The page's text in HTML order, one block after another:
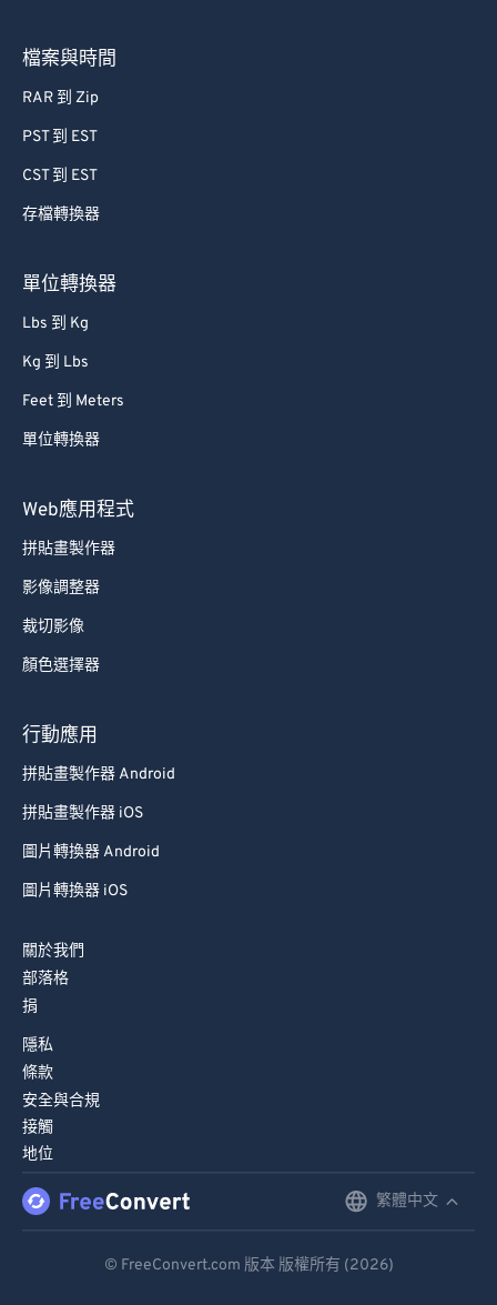
檔案與時間
RAR 到 Zip
PST 到 EST
CST 到 EST
存檔轉換器
單位轉換器
Lbs 到 Kg
Kg 到 Lbs
Feet 到 Meters
單位轉換器
Web應用程式
拼貼畫製作器
影像調整器
裁切影像
顏色選擇器
行動應用
拼貼畫製作器 Android
拼貼畫製作器 iOS
圖片轉換器 Android
圖片轉換器 iOS
關於我們
部落格
捐
隱私
條款
安全與合規
接觸
地位
繁體中文
© FreeConvert.com 版本 版權所有 (2026)